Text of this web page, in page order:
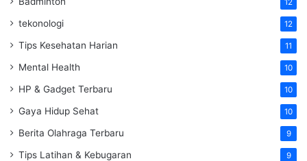
12
tekonologi 12
Tips Kesehatan Harian 11
Mental Health 10
HP & Gadget Terbaru 10
Gaya Hidup Sehat 10
Berita Olahraga Terbaru 9
Tips Latihan & Kebugaran 9